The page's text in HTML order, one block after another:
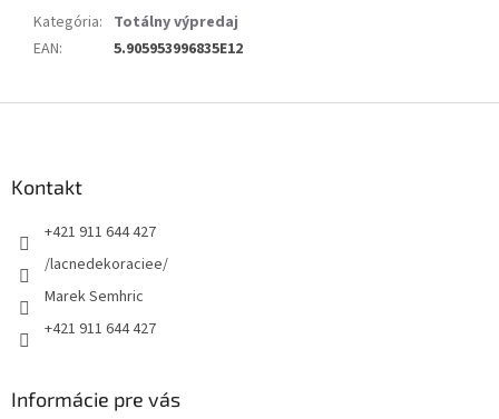
Kategória: Totálny výpredaj
EAN: 5.905953996835E12
Kontakt
+421 911 644 427
/lacnedekoraciee/
Marek Semhric
+421 911 644 427
Informácie pre vás